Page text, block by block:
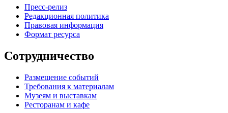
Пресс-релиз
Редакционная политика
Правовая информация
Формат ресурса
Сотрудничество
Размещение событий
Требования к материалам
Музеям и выставкам
Ресторанам и кафе